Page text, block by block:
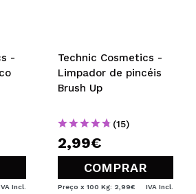
-
Incl.
Technic Cosmetics -
Limpador de pincéis
Brush Up
(15)
2,99€
COMPRAR
Preço x 100 Kg: 2,99€ IVA Incl.